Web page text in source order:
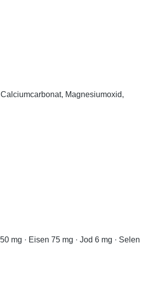
Magnesiumoxid,
mg · Eisen 75 mg · Jod 6 mg · Selen